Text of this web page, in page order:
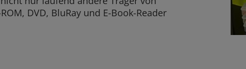
DVD, BluRay und E-Book-Reader